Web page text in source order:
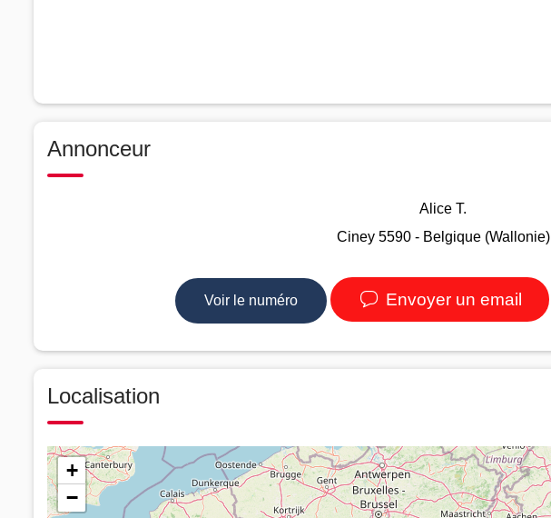
Annonceur
Alice T.
Ciney 5590 - Belgique (Wallonie)
Voir le numéro Envoyer un email
Localisation
+
−